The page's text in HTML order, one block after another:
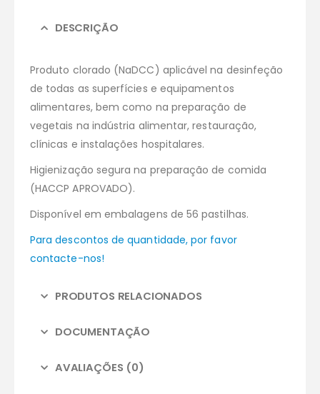
DESCRIÇÃO
Produto clorado (NaDCC) aplicável na desinfeção
de todas as superfícies e equipamentos
alimentares, bem como na preparação de
vegetais na indústria alimentar, restauração,
clínicas e instalações hospitalares.
Higienização segura na preparação de comida
(HACCP APROVADO).
Disponível em embalagens de 56 pastilhas.
Para descontos de quantidade, por favor
contacte-nos!
PRODUTOS RELACIONADOS
DOCUMENTAÇÃO
AVALIAÇÕES (0)